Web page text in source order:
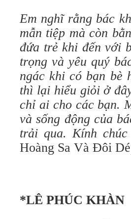
Em nghĩ rằng bác
mẫn tiệp mà còn
đứa trẻ khi đến với
trọng và yêu quý
ngác khi có bạn bè
thì lại hiểu giỏi ở
chỉ ai cho các bạn.
và sống động của
trải qua. Kính
Hoàng Sa Và Đôi
*LÊ PHÚC KHÀN